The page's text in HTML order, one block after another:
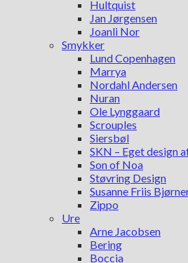
Hultquist
Jan Jørgensen
Joanli Nor
Smykker
Lund Copenhagen
Marrya
Nordahl Andersen
Nuran
Ole Lynggaard
Scrouples
Siersbøl
SKN – Eget design
Son of Noa
Støvring Design
Susanne Friis
Zippo
Ure
Arne Jacobsen
Bering
Boccia